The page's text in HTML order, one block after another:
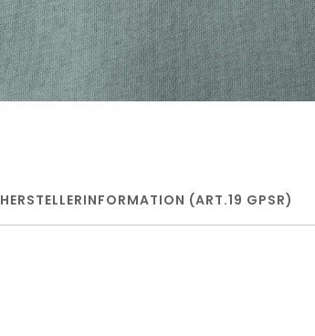
HERSTELLERINFORMATION (ART.19 GPSR)